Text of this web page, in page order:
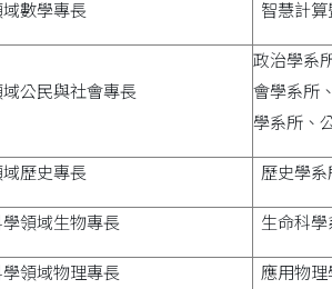
數學專長 智慧計
公民與社會專長
政治學系
會學系所
學系所、
歷史專長 歷史學系
領域生物專長 生命科學
領域物理專長 應用物